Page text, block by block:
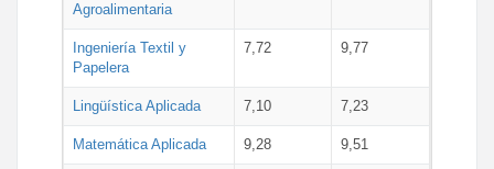
Agroalimentaria
Ingeniería Textil y
Papelera
7,72 9,77
Lingüística Aplicada 7,10 7,23
Matemática Aplicada 9,28 9,51